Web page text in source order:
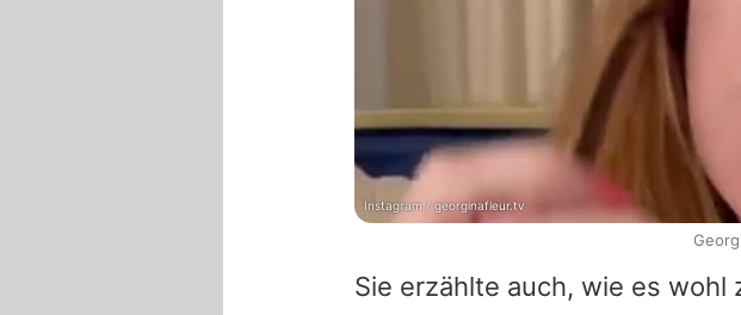
Sie erzählte auch, wie es
Instagram / georginafleur.tv